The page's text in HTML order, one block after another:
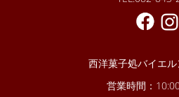
西洋菓子処バイエ
営業時間：